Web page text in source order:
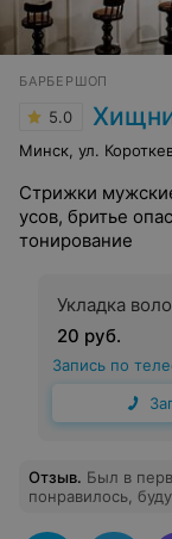
БАРБЕРШОП
5.0
Минск, ул.
Стрижки
усов, бритье
тонирование
Укладка
20 руб.
Запись по
Отзыв. Был в
понравилось,